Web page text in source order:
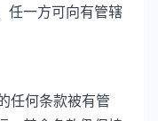
任一方可向有管辖
任何条款被有管